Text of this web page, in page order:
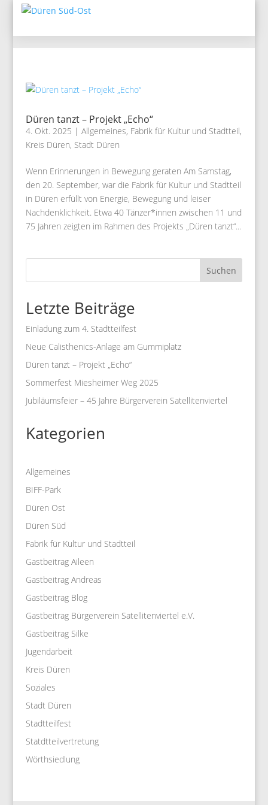
Düren tanzt – Projekt „Echo“
4. Okt. 2025 | Allgemeines, Fabrik für Kultur und Stadtteil,
Kreis Düren, Stadt Düren
Wenn Erinnerungen in Bewegung geraten Am Samstag,
den 20. September, war die Fabrik für Kultur und Stadtteil
in Düren erfüllt von Energie, Bewegung und leiser
Nachdenklichkeit. Etwa 40 Tänzer*innen zwischen 11 und
75 Jahren zeigten im Rahmen des Projekts „Düren tanzt“...
Suchen
Letzte Beiträge
Einladung zum 4. Stadtteilfest
Neue Calisthenics-Anlage am Gummiplatz
Düren tanzt – Projekt „Echo“
Sommerfest Miesheimer Weg 2025
Jubiläumsfeier – 45 Jahre Bürgerverein Satellitenviertel
Kategorien
Allgemeines
BIFF-Park
Düren Ost
Düren Süd
Fabrik für Kultur und Stadtteil
Gastbeitrag Aileen
Gastbeitrag Andreas
Gastbeitrag Blog
Gastbeitrag Bürgerverein Satellitenviertel e.V.
Gastbeitrag Silke
Jugendarbeit
Kreis Düren
Soziales
Stadt Düren
Stadtteilfest
Statdtteilvertretung
Wörthsiedlung